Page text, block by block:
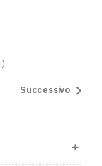
Successivo 
